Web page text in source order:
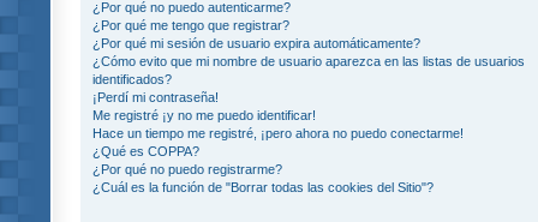
¿Por qué no puedo autenticarme?
¿Por qué me tengo que registrar?
¿Por qué mi sesión de usuario expira automáticamente?
¿Cómo evito que mi nombre de usuario aparezca en las listas de usuarios
identificados?
¡Perdí mi contraseña!
Me registré ¡y no me puedo identificar!
Hace un tiempo me registré, ¡pero ahora no puedo conectarme!
¿Qué es COPPA?
¿Por qué no puedo registrarme?
¿Cuál es la función de "Borrar todas las cookies del Sitio"?